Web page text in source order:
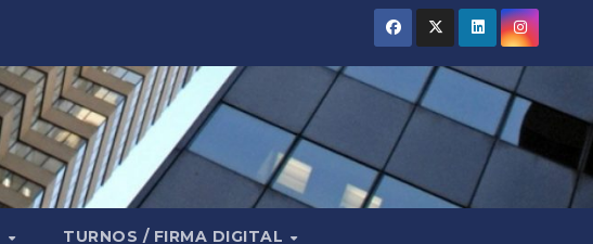
TURNOS / FIRMA DIGITAL